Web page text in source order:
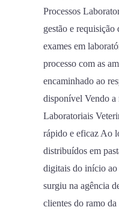
Processos
gestão e
exames em
processo com as
encaminhado ao
disponível Vendo a
Laboratoriais
rápido e eficaz Ao
distribuídos em
digitais do início ao
surgiu na agência
clientes do ramo